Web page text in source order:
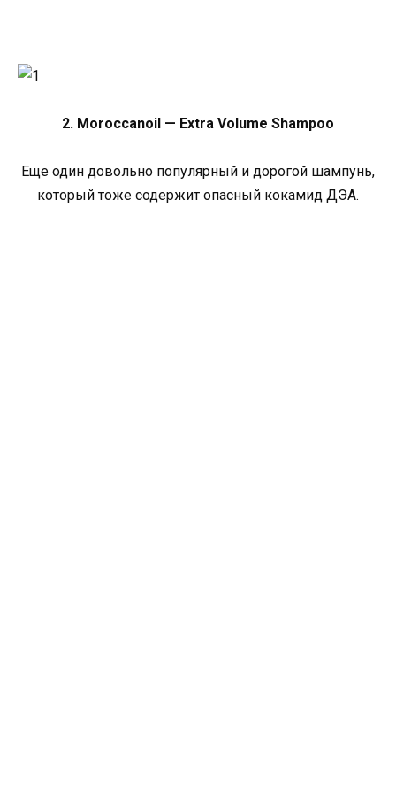
2. Moroccanoil — Extra Volume Shampoo
Еще один довольно популярный и дорогой шампунь,
который тоже содержит опасный кокамид ДЭА.